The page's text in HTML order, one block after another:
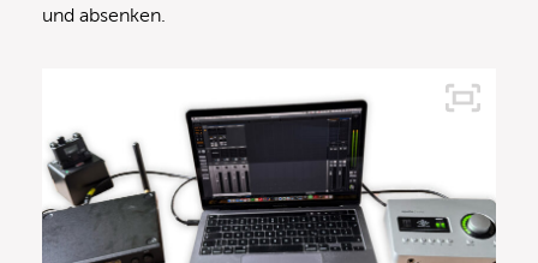
und absenken.